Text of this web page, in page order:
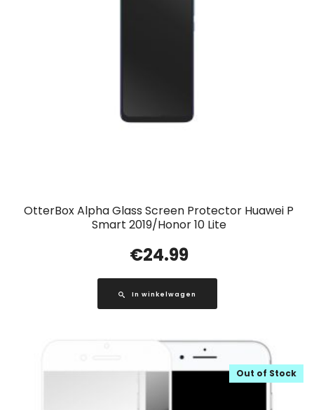
OtterBox Alpha Glass Screen Protector Huawei P
Smart 2019/Honor 10 Lite
€24.99
In winkelwagen
Out of Stock